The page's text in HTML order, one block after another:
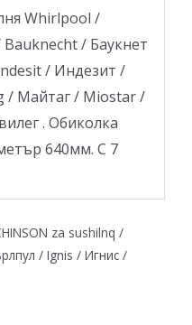
Whirlpool /
/ Баукнет
/ Индезит /
/ Майтаг / Miostar /
. Обиколка
640мм. С 7
za sushilnq /
/ Ignis / Игнис /